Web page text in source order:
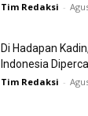
Tim Redaksi -
Di Hadapan
Indonesia
Tim Redaksi -